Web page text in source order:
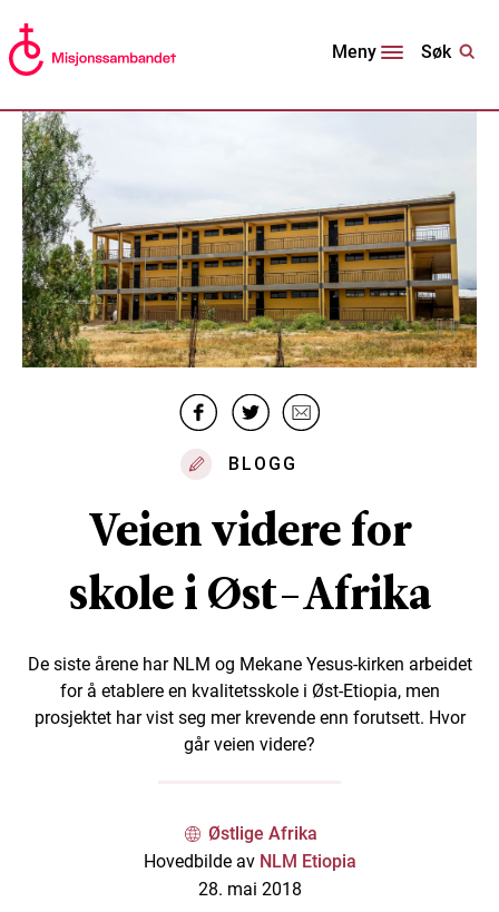
Meny Søk
BLOGG
Veien videre for
skole i Øst-Afrika
De siste årene har NLM og Mekane Yesus-kirken arbeidet
for å etablere en kvalitetsskole i Øst-Etiopia, men
prosjektet har vist seg mer krevende enn forutsett. Hvor
går veien videre?
Østlige Afrika
Hovedbilde av NLM Etiopia
28. mai 2018